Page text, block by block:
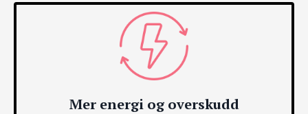
Mer energi og overskudd